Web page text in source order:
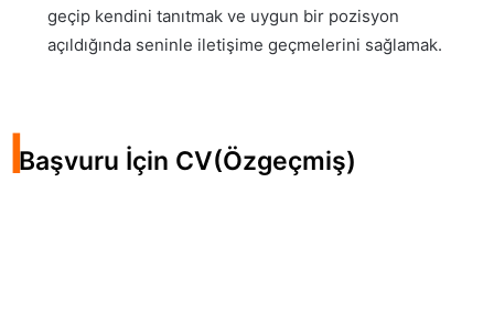
geçip kendini tanıtmak ve uygun bir pozisyon
açıldığında seninle iletişime geçmelerini sağlamak.
IBaşvuru İçin CV(Özgeçmiş)